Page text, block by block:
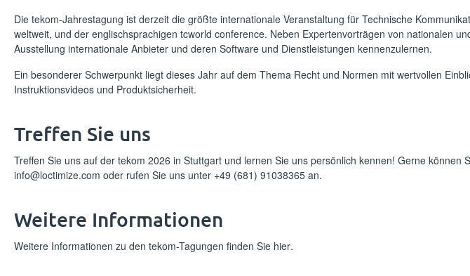
Die tekom-Jahrestagung ist derzeit die größte internationale Veranstaltung für Technische
weltweit, und der englischsprachigen tcworld conference. Neben Expertenvorträgen von nationalen
Ausstellung internationale Anbieter und deren Software und Dienstleistungen kennenzulernen.
Ein besonderer Schwerpunkt liegt dieses Jahr auf dem Thema Recht und Normen mit wertvollen
Instruktionsvideos und Produktsicherheit.
Treffen Sie uns
Treffen Sie uns auf der tekom 2026 in Stuttgart und lernen Sie uns persönlich kennen! Gerne
info@loctimize.com oder rufen Sie uns unter +49 (681) 91038365 an.
Weitere Informationen
Weitere Informationen zu den tekom-Tagungen finden Sie hier.